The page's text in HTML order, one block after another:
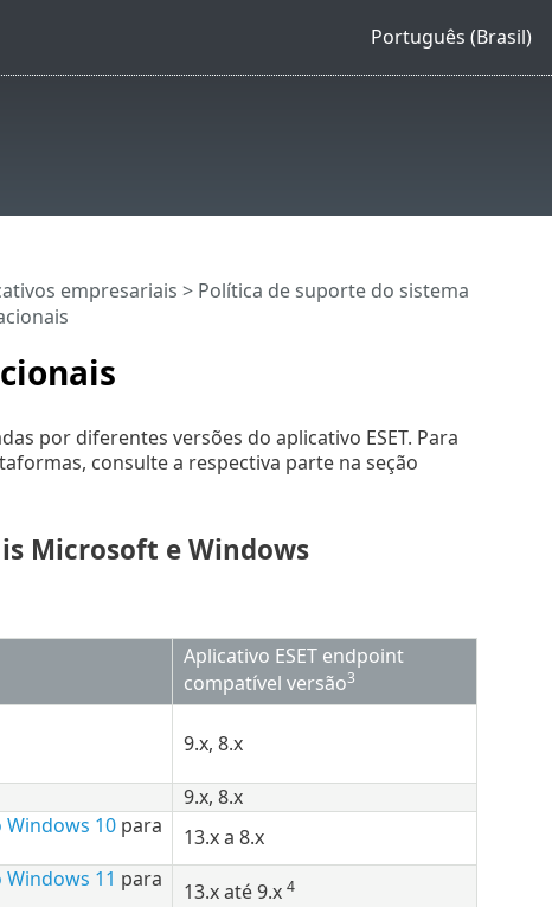
Português (Brasil)
empresariais > Política de suporte do sistema
por diferentes versões do aplicativo ESET. Para
consulte a respectiva parte na seção
Microsoft e Windows
Aplicativo ESET endpoint
compatível versão3
9.x, 8.x
9.x, 8.x
10para
13.x a 8.x
11 para
13.x até 9.x 4